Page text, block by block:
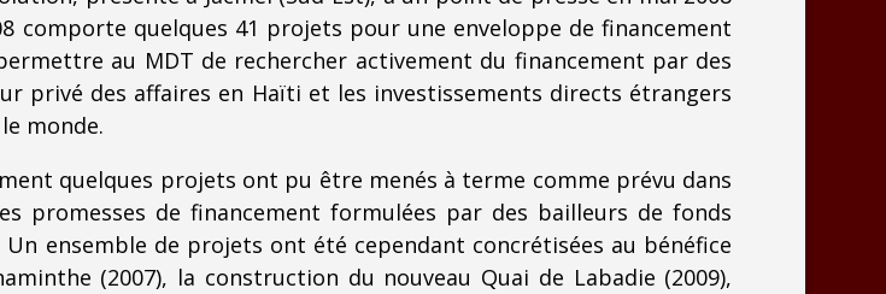
comporte quelques 41 projets pour une enveloppe de financement
au MDT de rechercher activement du financement par des
privé des affaires en Haïti et les investissements directs étrangers
monde.
quelques projets ont pu être menés à terme comme prévu dans
promesses de financement formulées par des bailleurs de fonds
ensemble de projets ont été cependant concrétisées au bénéfice
(2007), la construction du nouveau Quai de Labadie (2009),